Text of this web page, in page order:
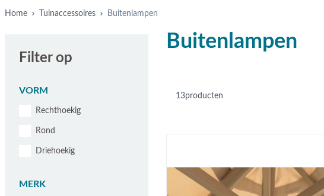
Home Tuinaccessoires Buitenlampen
Buitenlampen
13producten
Filter op
VORM
Rechthoekig
Rond
Driehoekig
MERK